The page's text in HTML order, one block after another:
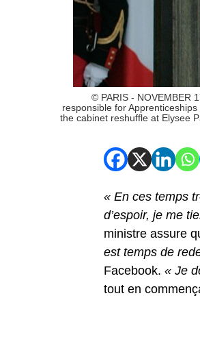
© PARIS - NOVEMBER
responsible for
the cabinet reshuffle at Elysee
« En ces temps
d’espoir, je me
ministre assure
est temps de
Facebook. « Je
tout en